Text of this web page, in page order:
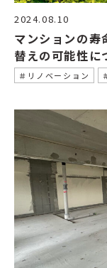
2024.08.10
マンションの寿
替えの可能性に
＃リノベーション